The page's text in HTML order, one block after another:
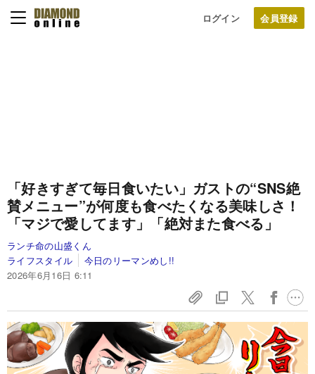
ログイン
「好きすぎて毎日食いたい」ガストの“SNS絶
賛メニュー”が何度も食べたくなる美味しさ！
「マジで愛してます」「絶対また食べる」
ランチ命の山盛くん
ライフスタイル
今日のリーマンめし!!
2026年6月16日 6:11